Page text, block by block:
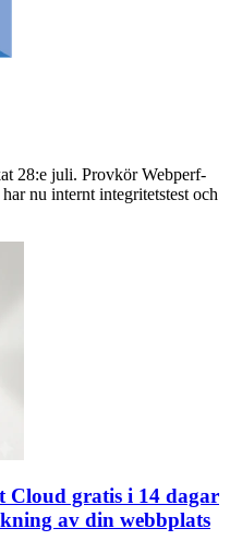
28:e juli. Provkör Webperf-
nu internt integritetstest och
Cloud gratis i 14 dagar
av din webbplats